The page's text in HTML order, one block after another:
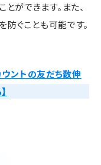
ができます。また、
ぐことも可能です。
ントの友だち数伸